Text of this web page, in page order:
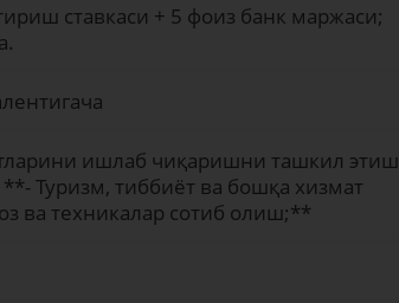
ставкаси + 5 фоиз банк маржаси;
ишлаб чиқаришни ташкил этиш
Туризм, тиббиёт ва бошқа хизмат
ва техникалар сотиб олиш;**